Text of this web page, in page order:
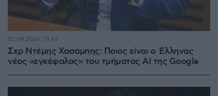
Σερ Ντέμης Χασάμπης: Ποιος είναι ο Έλληνας
νέος «εγκέφαλος» του τμήματος AI της Google
05.08.2026, 21:43